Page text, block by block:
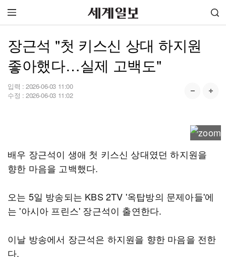
장근석 "첫 키스신 상대 하지원
좋아했다…실제 고백도"
입력 : 2026-06-03 11:00
수정 : 2026-06-03 11:02
배우 장근석이 생애 첫 키스신 상대였던 하지원을
향한 마음을 고백했다.
오는 5일 방송되는 KBS 2TV '옥탑방의 문제아들'에
는 '아시아 프린스' 장근석이 출연한다.
이날 방송에서 장근석은 하지원을 향한 마음을 전한
다.